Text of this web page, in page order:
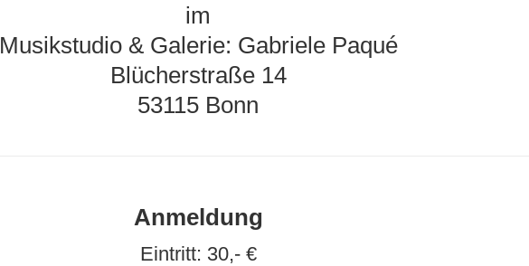
im
Musikstudio & Galerie: Gabriele Paqué
Blücherstraße 14
53115 Bonn
Anmeldung
Eintritt: 30,- €